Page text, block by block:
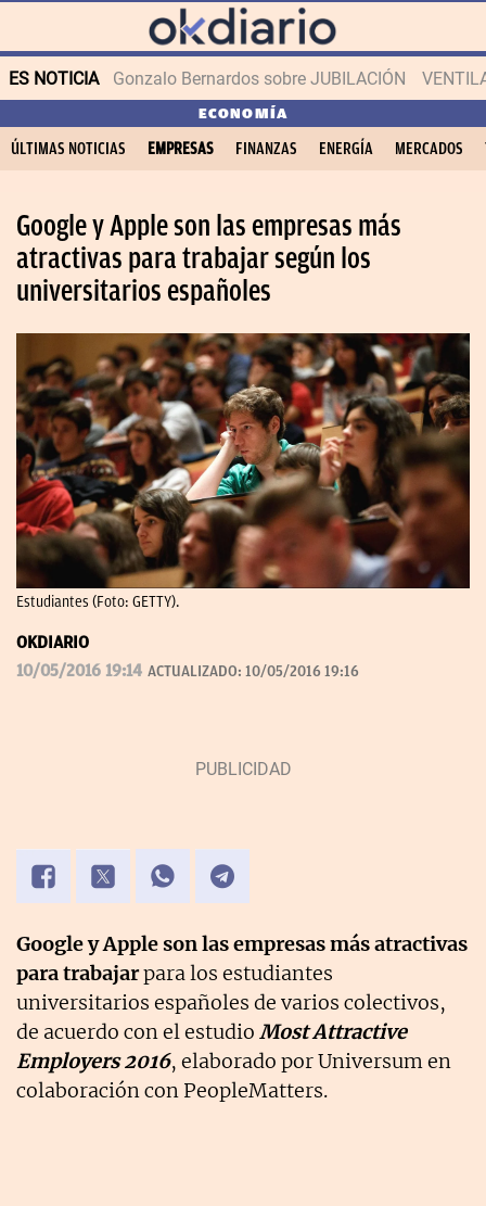
ES NOTICIA Gonzalo Bernardos sobre JUBILACIÓN
ECONOMÍA
ÚLTIMAS NOTICIAS EMPRESAS FINANZAS ENERGÍA MERCADOS
Google y Apple son las empresas más
atractivas para trabajar según los
universitarios españoles
Estudiantes (Foto: GETTY).
OKDIARIO
10/05/2016 19:14 ACTUALIZADO: 10/05/2016 19:16
Google y Apple son las empresas más atractivas
para trabajarpara los estudiantes
universitarios españoles de varios colectivos,
de acuerdo con el estudio Most Attractive
Employers 2016, elaborado por Universum en
colaboración con PeopleMatters.